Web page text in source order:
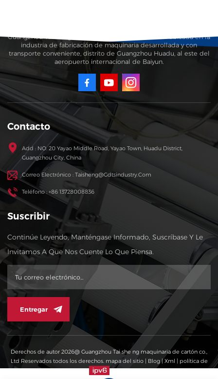
Guangzhou Taisheng Carton Machinery Co., Ltd. está ubicada en la
industria de fabricación de maquinaria desarrollada y con
transporte conveniente, distrito de Guangzhou Huadu, al este del
aeropuerto internacional de Baiyun.
Contacto
Add : NO. 20 Yayao Middle Road, Yayao Town, Huadu District,
Guangzhou City, China
Correo Electrónico : Taisheng@gdtsindustry.com
Teléfono : +86 13728008836
Suscribir
Continúe Leyendo, Manténgase Informado, Suscríbase Y Le
Invitamos A Que Nos Cuente Lo Que Piensa.
Entregar
Derechos de autor 2026@ Guangzhou Tai she ng maquinaria de cartón co.,
Ltd Reservados todos los derechos. mapa del sitio Blog|Xml
política de